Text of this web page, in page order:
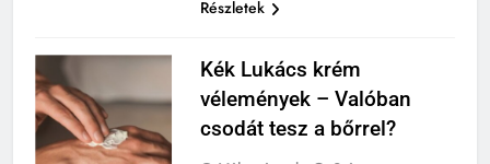
Részletek
Kék Lukács krém
vélemények – Valóban
csodát tesz a bőrrel?